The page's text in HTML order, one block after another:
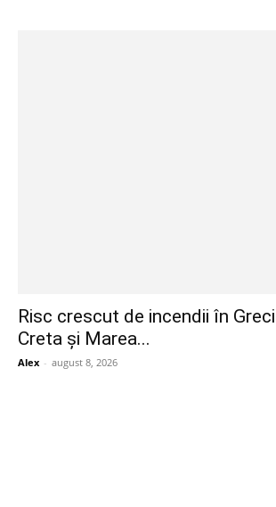
Risc crescut de incendii în
Creta și Marea...
Alex - august 8, 2026